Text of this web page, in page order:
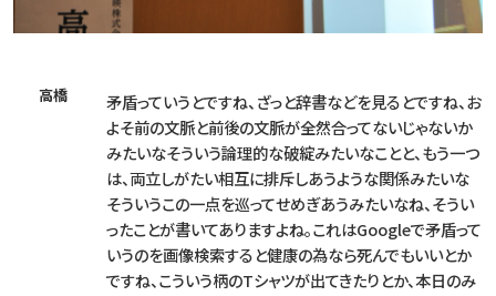
高橋
矛盾っていうとですね、ざっと辞書などを見るとですね、お
よそ前の文脈と前後の文脈が全然合ってないじゃないか
みたいなそういう論理的な破綻みたいなことと、もう一つ
は、両立しがたい相互に排斥しあうような関係みたいな
そういうこの一点を巡ってせめぎあうみたいなね、そうい
ったことが書いてありますよね。これはGoogleで矛盾って
いうのを画像検索すると健康の為なら死んでもいいとか
ですね、こういう柄のTシャツが出てきたりとか、本日のみ